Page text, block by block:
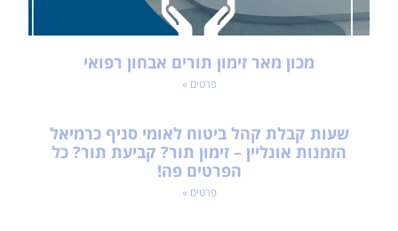
מכון מאר זימון תורים אבחון רפואי
פרטים »
שעות קבלת קהל ביטוח לאומי סניף כרמיאל
הזמנות אונליין – זימון תור? קביעת תור? כל
הפרטים פה!
פרטים »